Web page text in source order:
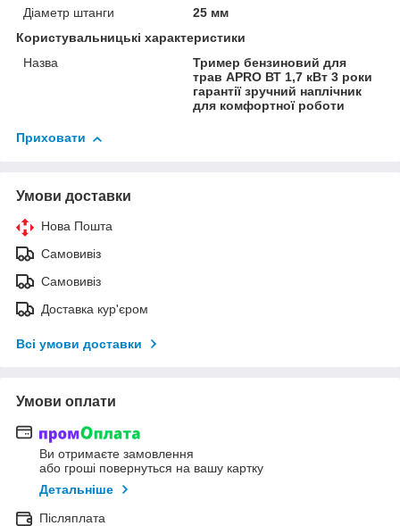
Діаметр штанги
25 мм
Користувальницькі характеристики
Назва
Тример бензиновий для
трав APRO ВТ 1,7 кВт 3 роки
гарантії зручний наплічник
для комфортної роботи
Приховати
Умови доставки
Нова Пошта
Самовивіз
Самовивіз
Доставка кур'єром
Всі умови доставки
Умови оплати
Ви отримаєте замовлення
або гроші повернуться на вашу картку
Детальніше
Післяплата